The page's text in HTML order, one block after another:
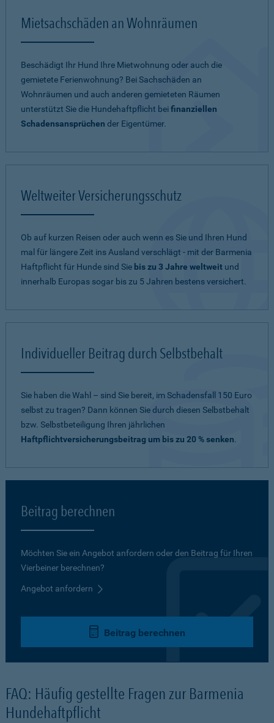
Mietsachschäden an Wohnräumen
Beschädigt Ihr Hund Ihre Mietwohnung oder auch die
gemietete Ferienwohnung? Bei Sachschäden an
Wohnräumen und auch anderen gemieteten Räumen
unterstützt Sie die Hundehaftpflicht beifinanziellen
Schadensansprüchen der Eigentümer.
Weltweiter Versicherungsschutz
Ob auf kurzen Reisen oder auch wenn es Sie und Ihren Hund
mal für längere Zeit ins Ausland verschlägt - mit der Barmenia
Haftpflicht für Hunde sind Sie bis zu 3 Jahre weltweit und
innerhalb Europas sogar bis zu 5 Jahren bestens versichert.
Individueller Beitrag durch Selbstbehalt
Sie haben die Wahl – sind Sie bereit, im Schadensfall 150 Euro
selbst zu tragen? Dann können Sie durch diesen Selbstbehalt
bzw. Selbstbeteiligung Ihren jährlichen
Haftpflichtversicherungsbeitrag um bis zu 20 % senken.
Beitrag berechnen
Möchten Sie ein Angebot anfordern oder den Beitrag für Ihren
Vierbeiner berechnen?
Angebot anfordern
Beitrag berechnen
FAQ: Häufig gestellte Fragen zur Barmenia
Hundehaftpflicht